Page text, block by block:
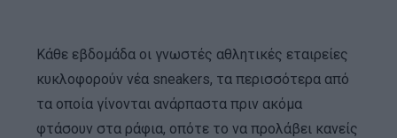
Κάθε εβδομάδα οι γνωστές αθλητικές εταιρείες
κυκλοφορούν νέα sneakers, τα περισσότερα από
τα οποία γίνονται ανάρπαστα πριν ακόμα
φτάσουν στα ράφια, οπότε το να προλάβει κανείς